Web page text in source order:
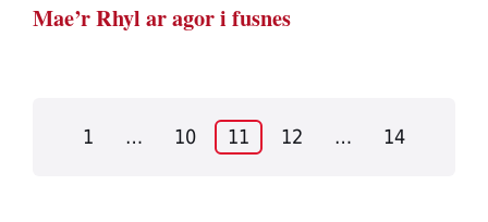
Mae’r Rhyl ar agor i fusnes
Posts
1 … 10 11 12 … 14